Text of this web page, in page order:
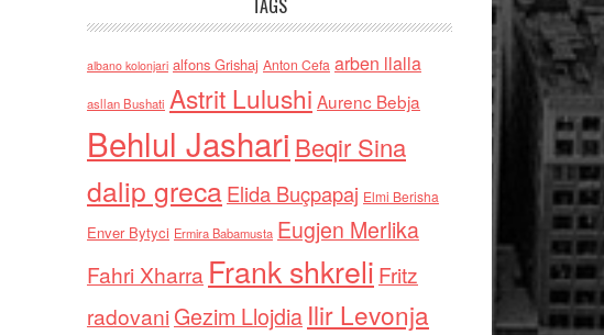
TAGS
albano kolonjari alfons Grishaj Anton Cefa arben llalla
asllan Bushati Astrit Lulushi Aurenc Bebja
Behlul Jashari Beqir Sina
dalip grecaElida Buçpapaj Elmi Berisha
Enver Bytyci Ermira Babamusta Eugjen Merlika
Fahri Xharra Frank shkreli Fritz
radovaniGezim Llojdia Ilir Levonja